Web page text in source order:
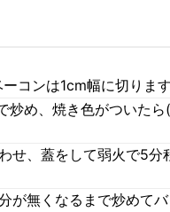
コンは1cm幅に切ります
炒め、焼き色がついたら
せ、蓋をして弱火で5分
が無くなるまで炒めて